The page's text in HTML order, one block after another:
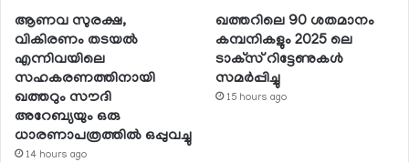
ആണവ സുരക്ഷ,
വികിരണം തടയല്‍
എന്നിവയിലെ
സഹകരണത്തിനായി
ഖത്തറും സൗദി
അറേബ്യയും ഒരു
ധാരണാപത്രത്തില്‍ ഒപ്പുവച്ചു
14 hours ago
ഖത്തറിലെ 90 ശതമാനം
കമ്പനികളും 2025 ലെ
ടാക്‌സ് റിട്ടേണുകള്‍
സമര്‍പ്പിച്ചു
15 hours ago